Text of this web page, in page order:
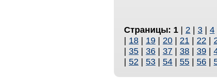
Страницы: 1 | 2 | 3 | 4
| 18 | 19 | 20 | 21 | 22 |
| 35 | 36 | 37 | 38 | 39 |
| 52 | 53 | 54 | 55 | 56 |